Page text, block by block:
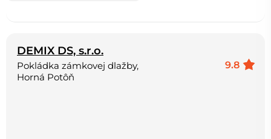
DEMIX DS, s.r.o.
9.8
Pokládka zámkovej dlažby,
Horná Potôň